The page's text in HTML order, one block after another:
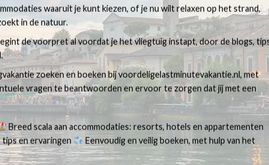
waaruit je kunt kiezen, of je nu wilt relaxen op het strand,
in de natuur.
de voorpret al voordat je het vliegtuig instapt, door de blogs,
zoeken en boeken bij voordeligelastminutevakantie.nl, met
vragen te beantwoorden en ervoor te zorgen dat jij met een
Breed scala aan accommodaties: resorts, hotels en appartementen
en ervaringen
Eenvoudig en veilig boeken, met hulp van het